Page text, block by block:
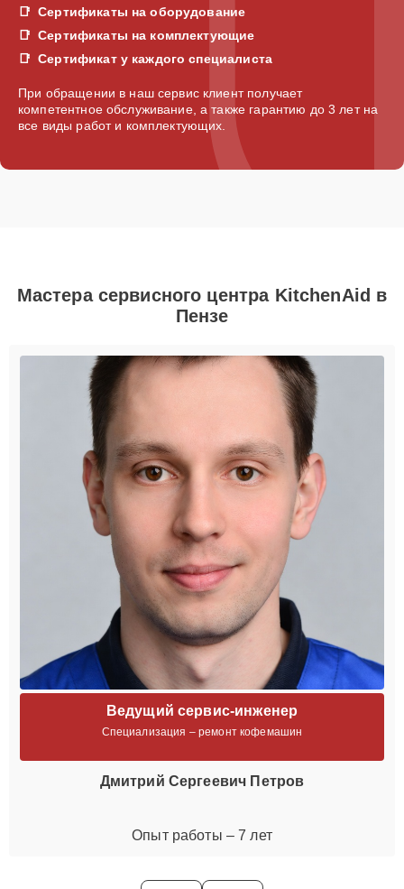
Сертификаты на оборудование
Сертификаты на комплектующие
Сертификат у каждого специалиста
При обращении в наш сервис клиент получает
компетентное обслуживание, а также гарантию до 3 лет на
все виды работ и комплектующих.
Мастера сервисного центра KitchenAid в
Пензе
Ведущий сервис-инженер
Специализация – ремонт кофемашин
Дмитрий Сергеевич Петров
Опыт работы – 7 лет